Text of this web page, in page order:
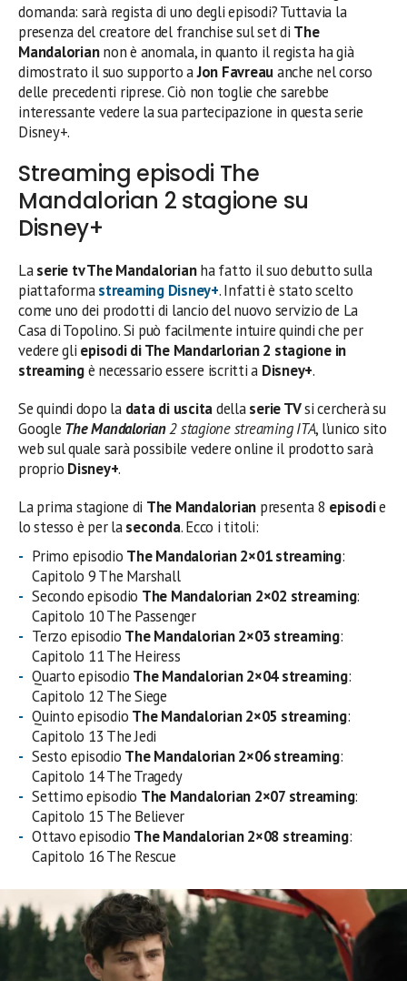
domanda: sarà regista di uno degli episodi? Tuttavia la
presenza del creatore del franchise sul set di The
Mandaloriannon è anomala, in quanto il regista ha già
dimostrato il suo supporto aJon Favreauanche nel corso
delle precedenti riprese. Ciò non toglie che sarebbe
interessante vedere la sua partecipazione in questa serie
Disney+.
Streaming episodi The
Mandalorian 2 stagione su
Disney+
Laserie tv The Mandalorianha fatto il suo debutto sulla
piattaforma streaming Disney+. Infatti è stato scelto
come uno dei prodotti di lancio del nuovo servizio de La
Casa di Topolino. Si può facilmente intuire quindi che per
vedere gli episodi di The Mandarlorian 2 stagione in
streamingè necessario essere iscritti a Disney+.
Se quindi dopo la data di uscitadellaserie TVsi cercherà su
Google The Mandalorian2 stagione streaming ITA, l’unico sito
web sul quale sarà possibile vedere online il prodotto sarà
proprio Disney+.
La prima stagione di The Mandalorian presenta 8 episodie
lo stesso è per laseconda. Ecco i titoli:
Primo episodio The Mandalorian 2×01 streaming:
Capitolo 9 The Marshall
Secondo episodio The Mandalorian 2×02 streaming:
Capitolo 10 The Passenger
Terzo episodio The Mandalorian 2×03 streaming:
Capitolo 11 The Heiress
Quarto episodio The Mandalorian 2×04 streaming:
Capitolo 12 The Siege
Quinto episodio The Mandalorian 2×05 streaming:
Capitolo 13 The Jedi
Sesto episodio The Mandalorian 2×06 streaming:
Capitolo 14 The Tragedy
Settimo episodio The Mandalorian 2×07 streaming:
Capitolo 15 The Believer
Ottavo episodio The Mandalorian 2×08 streaming:
Capitolo 16 The Rescue